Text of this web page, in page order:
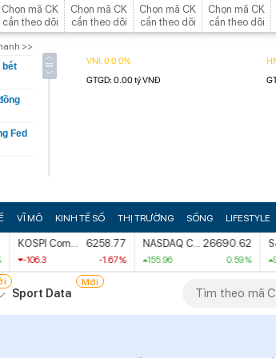
Chọn mã CK
cần theo dõi
Chọn mã CK
cần theo dõi
Chọn mã CK
cần theo dõi
Chọn mã CK
cần theo dõi
>>
bét
Fed
cổ
nằm
VĨ MÔ KINH TẾ SỐ THỊ TRƯỜNG SỐNG LIFESTYLE
KOSPI Composite Index
-106.3
6258.77
-1.67 %
NASDAQ Composite
155.96
26690.62
0.59 % 97.61
Sport Data
Mới